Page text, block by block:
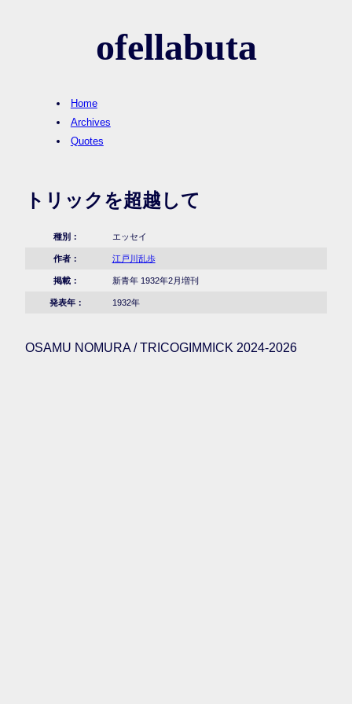
ofellabuta
Home
Archives
Quotes
トリックを超越して
種別： エッセイ
作者： 江戸川乱歩
掲載： 新青年 1932年2月増刊
発表年： 1932年
OSAMU NOMURA / TRICOGIMMICK 2024-2026